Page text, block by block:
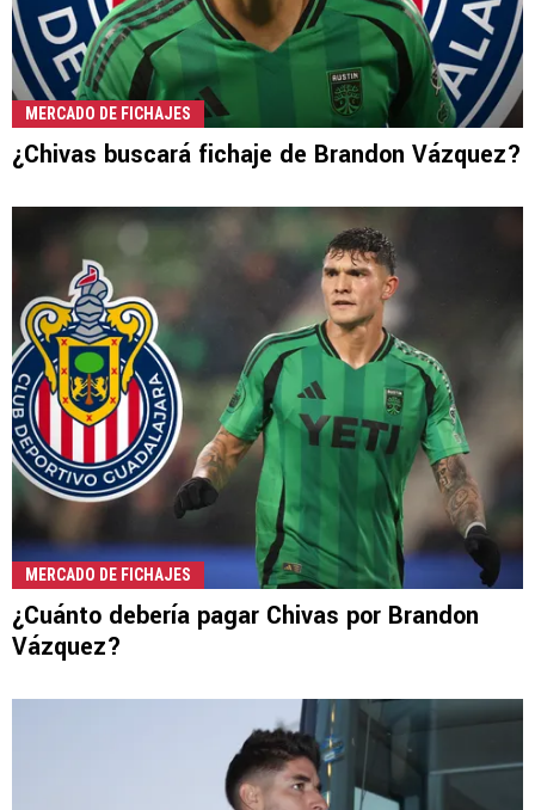
MERCADO DE FICHAJES
¿Chivas buscará fichaje de Brandon Vázquez?
MERCADO DE FICHAJES
¿Cuánto debería pagar Chivas por Brandon
Vázquez?